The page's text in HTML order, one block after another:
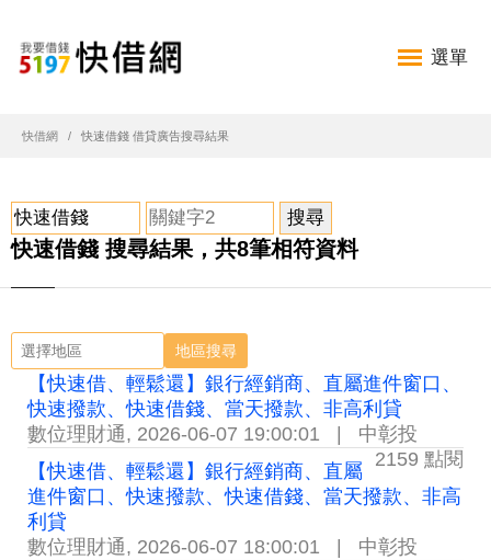
選單
快借網 快速借錢 借貸廣告搜尋結果
快速借錢 搜尋結果，共8筆相符資料
地區搜尋
【快速借、輕鬆還】銀行經銷商、直屬進件窗口、
快速撥款、快速借錢、當天撥款、非高利貸
數位理財通, 2026-06-07 19:00:01
中彰投
2159 點閱
【快速借、輕鬆還】銀行經銷商、直屬
進件窗口、快速撥款、快速借錢、當天撥款、非高
利貸
數位理財通, 2026-06-07 18:00:01
中彰投